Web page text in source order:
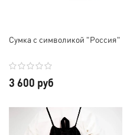
Сумка с символикой "Россия"
3 600 руб